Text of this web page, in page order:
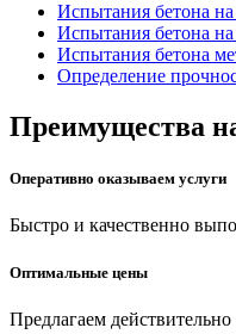
Испытания бетона
Испытания бетона
Испытания бетона
Определение
Преимущества
Оперативно оказываем услуги
Быстро и качественно
Оптимальные цены
Предлагаем